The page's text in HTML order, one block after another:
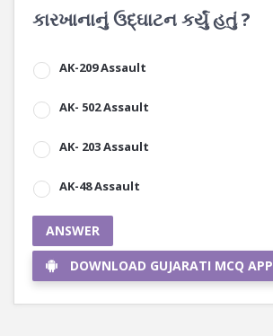
કારખાનાનું ઉદ્ઘાટન કર્યું હતું ?
AK-209 Assault
AK- 502 Assault
AK- 203 Assault
AK-48 Assault
ANSWER
DOWNLOAD GUJARATI MCQ APP